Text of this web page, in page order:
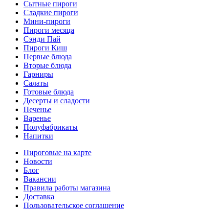
Cытные пироги
Сладкие пироги
Мини-пироги
Пироги месяца
Сэнди Пай
Пироги Киш
Первые блюда
Вторые блюда
Гарниры
Салаты
Готовые блюда
Десерты и сладости
Печенье
Варенье
Полуфабрикаты
Напитки
Пироговые на карте
Новости
Блог
Вакансии
Правила работы магазина
Доставка
Пользовательское соглашение